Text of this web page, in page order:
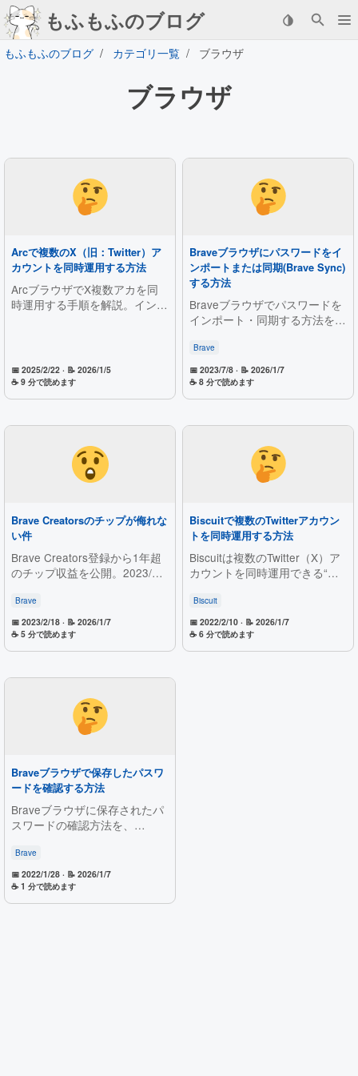
もふもふのブログ
もふもふのブログ カテゴリ一覧 ブラウザ
ブラウザ
Arcで複数のX（旧：Twitter）ア
カウントを同時運用する方法
ArcブラウザでX複数アカを同
時運用する手順を解説。インス
ンの手順や切替確認、メールア
ドレス確認方法までまとめた。
Biscuit代替として導入した背景
上書きされる注意点も記載。
📅 2025/2/22 · 📝 2026/1/5
☕ 9 分で読めます
Braveブラウザにパスワードをイ
ンポートまたは同期(Brave Sync)
する方法
Braveブラウザでパスワードを
インポート・同期する方法を
説。CSVファイルからのインポ
ートやBrave Syncの設定手
順、同期時の注意点を詳しく紹
介します。
Brave
📅 2023/7/8 · 📝 2026/1/7
☕ 8 分で読めます
Brave Creatorsのチップが侮れな
い件
Brave Creators登録から1年超
のチップ収益を公開。2023/2
み、Braveブラウザの自動/直接
チップ方法、BitFlyer連携、未
登録でも90日保留を解説し登
録推奨。月1500PV程度でも意
益代替候補と紹介。
Brave
📅 2023/2/18 · 📝 2026/1/7
☕ 5 分で読めます
Biscuitで複数のTwitterアカウン
トを同時運用する方法
Biscuitは複数のTwitter（X）ア
カウントを同時運用できる“ア
ループを作成し共有セッション
を無効にしてTwitterとAnalytics
を追加すれば、左ペインでアカ
ウントを素早く切替可能。導入
Biscuit
📅 2022/2/10 · 📝 2026/1/7
☕ 6 分で読めます
Braveブラウザで保存したパスワ
ードを確認する方法
Braveブラウザに保存されたパ
スワードの確認方法を、
iPhone、Android別に解説しま
す。各OSでメニュー構成や名
称が異なるため迷いやすいポイ
ントを、画面付きで順を追って
Brave
📅 2022/1/28 · 📝 2026/1/7
☕ 1 分で読めます